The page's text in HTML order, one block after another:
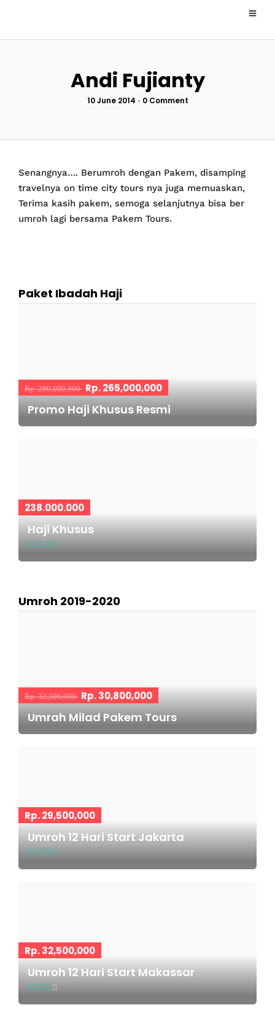
Andi Fujianty
10 June 2014 • 0 Comment
Senangnya…. Berumroh dengan Pakem, disamping
travelnya on time city tours nya juga memuaskan,
Terima kasih pakem, semoga selanjutnya bisa ber
umroh lagi bersama Pakem Tours.
Paket Ibadah Haji
Rp. 280,000,000 Rp. 265,000,000
Promo Haji Khusus Resmi
238.000.000
Haji Khusus
Umroh 2019-2020
Rp. 32,500,000 Rp. 30,800,000
Umrah Milad Pakem Tours
Rp. 29,500,000
Umroh 12 Hari Start Jakarta
Rp. 32,500,000
Umroh 12 Hari Start Makassar